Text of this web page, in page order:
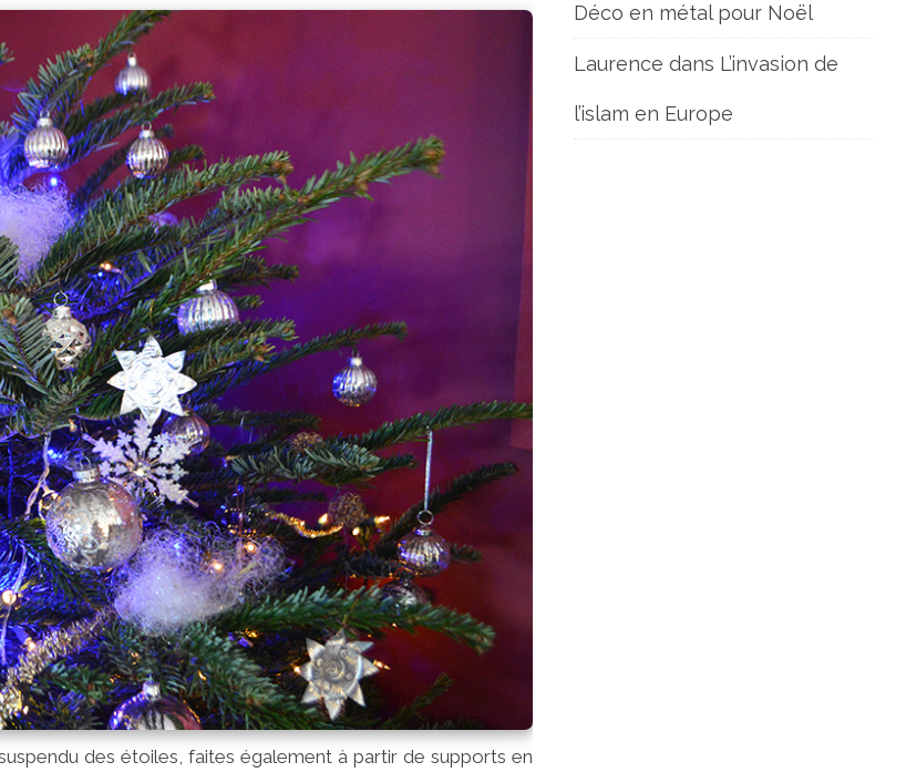
des étoiles, faites également à partir de supports en
Déco en métal pour Noël
Laurence dans L’invasion de
l’islam en Europe